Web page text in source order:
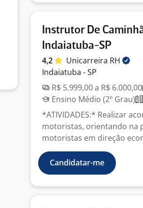
Instrutor De
Indaiatuba-SP
4,2 Unicarreira RH
Indaiatuba - SP
R$ 5.999,00 a R$ 6.000,00
Ensino Médio (2º Grau)
*ATIVIDADES:* Realizar
motoristas, orientando na
motoristas em direção
Candidatar-me